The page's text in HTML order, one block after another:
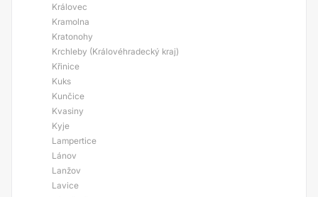
Královec
Kramolna
Kratonohy
Krchleby (Královéhradecký kraj)
Křinice
Kuks
Kunčice
Kvasiny
Kyje
Lampertice
Lánov
Lanžov
Lavice